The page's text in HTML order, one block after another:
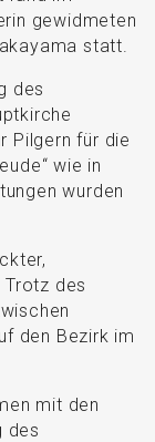
gewidmeten
statt.
des
Pilgern für die
wie in
wurden
Trotz des
den Bezirk im
mit den
des